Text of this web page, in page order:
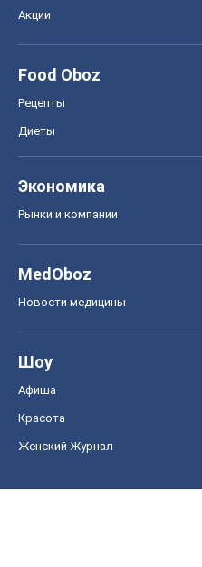
Акции
Food Oboz
Рецепты
Диеты
Экономика
Рынки и компании
MedOboz
Новости медицины
Шоу
Афиша
Красота
Женский Журнал